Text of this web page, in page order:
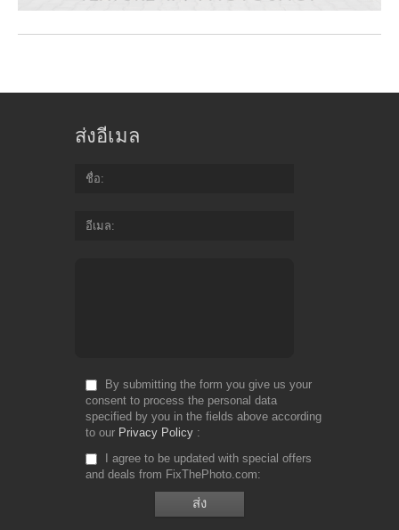
ส่งอีเมล
ชื่อ
อีเมล
By submitting the form you give us your
consent to process the personal data
specified by you in the fields above according
to our Privacy Policy
I agree to be updated with special offers
and deals from FixThePhoto.com